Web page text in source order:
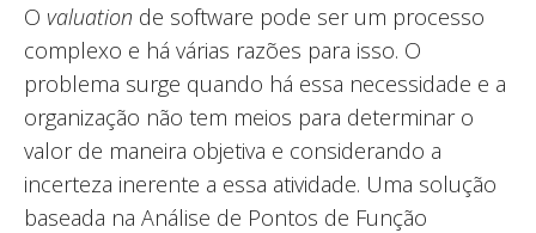
O valuation de software pode ser um processo
complexo e há várias razões para isso. O
problema surge quando há essa necessidade e a
organização não tem meios para determinar o
valor de maneira objetiva e considerando a
incerteza inerente a essa atividade. Uma solução
baseada na Análise de Pontos de Função